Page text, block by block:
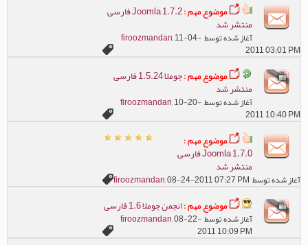
موضوع مهم : Joomla 1.7.2 فارسی
منتشر شد
آغاز شده توسط firoozmandan, 11-04-
2011 03:01 PM
موضوع مهم : جوملا 1.5.24 فارسی
منتشر شد
آغاز شده توسط firoozmandan, 10-20-
2011 10:40 PM
موضوع مهم :
Joomla 1.7.0 فارسی
منتشر شد
آغاز شده توسط firoozmandan, 08-24-2011 07:27 PM
موضوع مهم :انجمن جوملا 1.6 فارسی
آغاز شده توسط firoozmandan, 08-22-
2011 10:09 PM